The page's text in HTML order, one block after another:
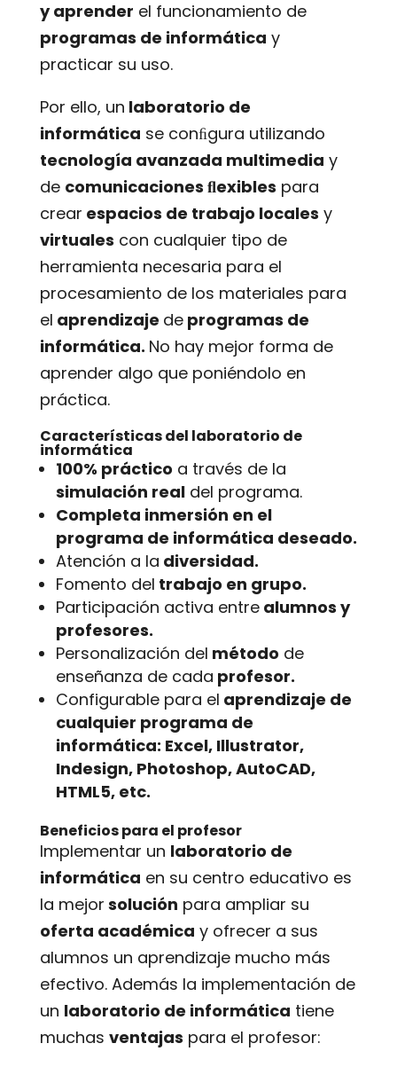
y aprender el funcionamiento de
programas de informática y
practicar su uso.
Por ello, un laboratorio de
informática se conﬁgura utilizando
tecnología avanzada multimedia y
de comunicaciones ﬂexibles para
crear espacios de trabajo locales y
virtuales con cualquier tipo de
herramienta necesaria para el
procesamiento de los materiales para
el aprendizaje deprogramas de
informática. No hay mejor forma de
aprender algo que poniéndolo en
práctica.
Características del laboratorio de
informática
100% práctico a través de la
simulación realdel programa.
Completa inmersión en el
programa de informática deseado.
Atención a la diversidad.
Fomento del trabajo en grupo.
Participación activa entrealumnos y
profesores.
Personalización del método de
enseñanza de cada profesor.
Configurable para el aprendizaje de
cualquier programa de
informática: Excel, Illustrator,
Indesign, Photoshop, AutoCAD,
HTML5, etc.
Beneficios para el profesor
Implementar un laboratorio de
informática en su centro educativo es
la mejor solución para ampliar su
oferta académica y ofrecer a sus
alumnos un aprendizaje mucho más
efectivo. Además la implementación de
un laboratorio de informática tiene
muchas ventajas para el profesor: